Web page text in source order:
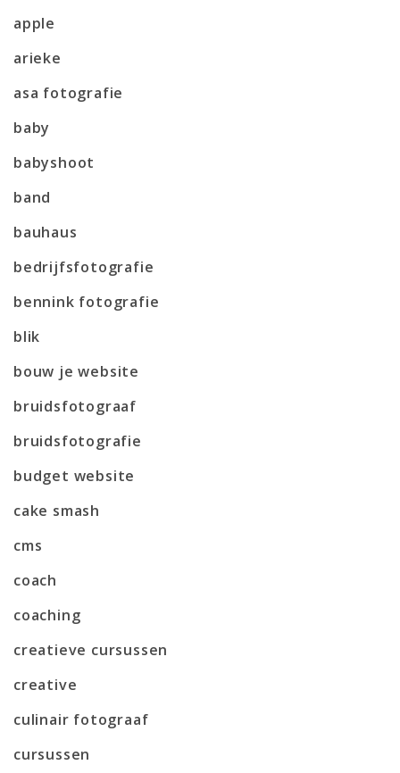
apple
arieke
asa fotografie
baby
babyshoot
band
bauhaus
bedrijfsfotografie
bennink fotografie
blik
bouw je website
bruidsfotograaf
bruidsfotografie
budget website
cake smash
cms
coach
coaching
creatieve cursussen
creative
culinair fotograaf
cursussen